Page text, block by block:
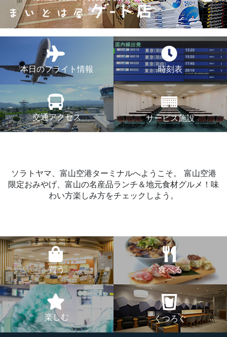
本日のフライト情報 時刻表
交通アクセス サービス施設
ソラトヤマ、富山空港ターミナルへようこそ。
富山空港
限定おみやげ、富山の名産品ランチ＆地元食材グルメ！味
わい方楽しみ方をチェックしよう。
買う 食べる
楽しむ くつろぐ